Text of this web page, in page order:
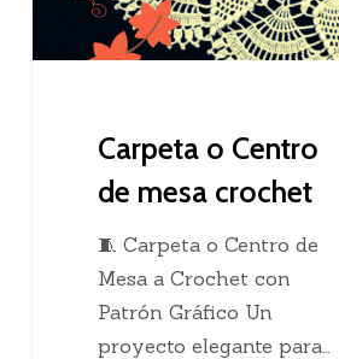
Carpeta o Centro
de mesa crochet
🧵 Carpeta o Centro de
Mesa a Crochet con
Patrón Gráfico Un
proyecto elegante para…